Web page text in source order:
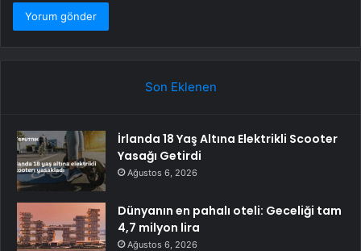
Son Eklenen
İrlanda 18 Yaş Altına Elektrikli Scooter
Yasağı Getirdi
Ağustos 6, 2026
Dünyanın en pahalı oteli: Geceliği tam
4,7 milyon lira
Ağustos 6, 2026